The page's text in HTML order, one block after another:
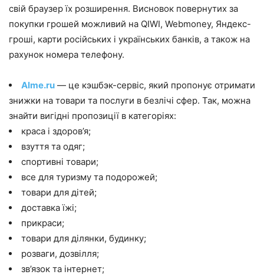
свій браузер їх розширення. Висновок повернутих за
покупки грошей можливий на QIWI, Webmoney, Яндекс-
гроші, карти російських і українських банків, а також на
рахунок номера телефону.
Alme.ru — це кэшбэк-сервіс, який пропонує отримати
знижки на товари та послуги в безлічі сфер. Так, можна
знайти вигідні пропозиції в категоріях:
краса і здоров’я;
взуття та одяг;
спортивні товари;
все для туризму та подорожей;
товари для дітей;
доставка їжі;
прикраси;
товари для ділянки, будинку;
розваги, дозвілля;
зв’язок та інтернет;